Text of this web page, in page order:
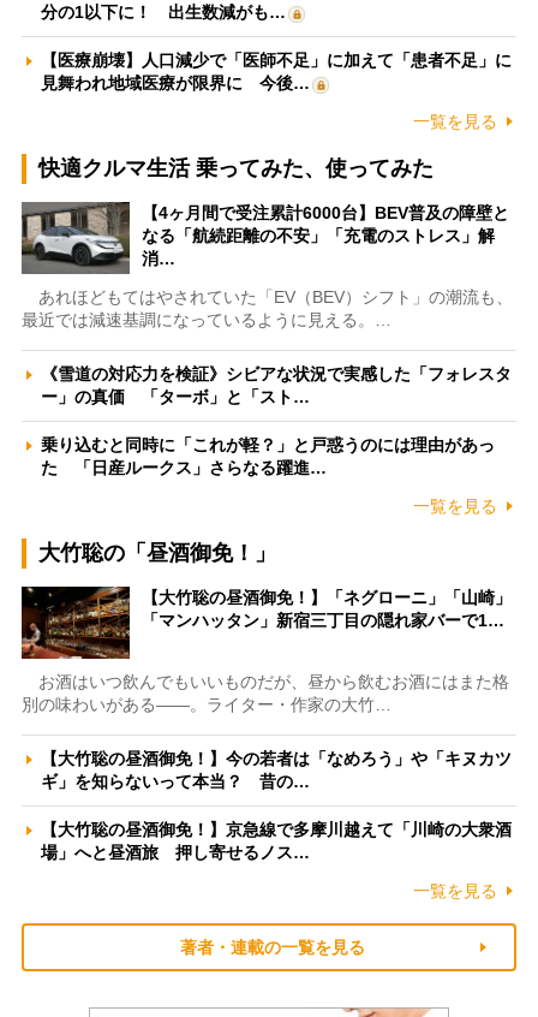
分の1以下に！ 出生数減がも…
【医療崩壊】人口減少で「医師不足」に加えて「患者不足」に
見舞われ地域医療が限界に 今後…
一覧を見る
快適クルマ生活 乗ってみた、使ってみた
【4ヶ月間で受注累計6000台】BEV普及の障壁と
なる「航続距離の不安」「充電のストレス」解
消…
あれほどもてはやされていた「EV（BEV）シフト」の潮流も、
最近では減速基調になっているように見える。…
《雪道の対応力を検証》シビアな状況で実感した「フォレスタ
ー」の真価 「ターボ」と「スト…
乗り込むと同時に「これが軽？」と戸惑うのには理由があっ
た 「日産ルークス」さらなる躍進…
一覧を見る
大竹聡の「昼酒御免！」
【大竹聡の昼酒御免！】「ネグローニ」「山崎」
「マンハッタン」新宿三丁目の隠れ家バーで1…
お酒はいつ飲んでもいいものだが、昼から飲むお酒にはまた格
別の味わいがある――。ライター・作家の大竹…
【大竹聡の昼酒御免！】今の若者は「なめろう」や「キヌカツ
ギ」を知らないって本当？ 昔の…
【大竹聡の昼酒御免！】京急線で多摩川越えて「川崎の大衆酒
場」へと昼酒旅 押し寄せるノス…
一覧を見る
著者・連載の一覧を見る